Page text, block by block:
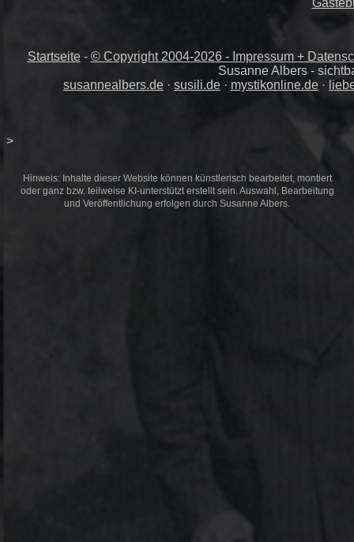
Startseite- © Copyright 2004-2026 - Impressum +
Susanne Albers -
susannealbers.de · susili.de · mystikonline.de ·
>
Hinweis: Inhalte dieser Website können künstlerisch bearbeitet, montiert
oder ganz bzw. teilweise KI-unterstützt erstellt sein. Auswahl, Bearbeitung
und Veröffentlichung erfolgen durch Susanne Albers.